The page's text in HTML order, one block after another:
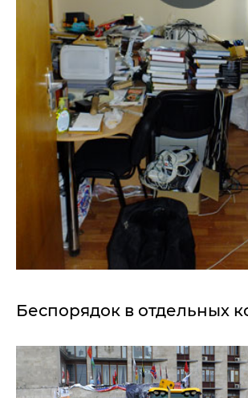
Беспорядок в отдельных